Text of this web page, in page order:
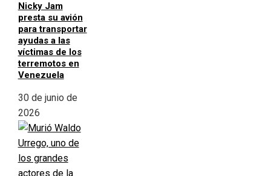
Nicky Jam
presta su avión
para transportar
ayudas a las
víctimas de los
terremotos en
Venezuela
30 de junio de
2026